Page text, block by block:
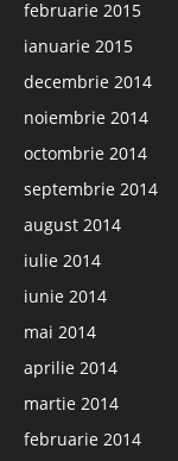
februarie 2015
ianuarie 2015
decembrie 2014
noiembrie 2014
octombrie 2014
septembrie 2014
august 2014
iulie 2014
iunie 2014
mai 2014
aprilie 2014
martie 2014
februarie 2014